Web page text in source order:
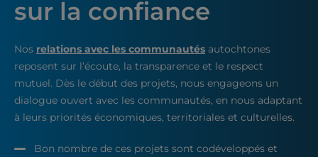
sur la confiance
Nos relations avec les communautés autochtones
reposent sur l’écoute, la transparence et le respect
mutuel. Dès le début des projets, nous engageons un
dialogue ouvert avec les communautés, en nous adaptant
à leurs priorités économiques, territoriales et culturelles.
Bon nombre de ces projets sont codéveloppés et